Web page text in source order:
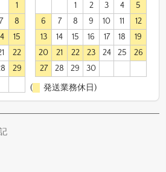
1
7
8
15
22
29
1
2 3 4
5
6
7 8 9 10 11
12
13
14 15 16 17 18
19
20
21 22 23 24 25
26
27
28 29 30
( 発送業務休日)